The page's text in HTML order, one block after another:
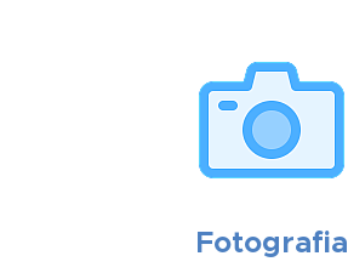
Fotografia